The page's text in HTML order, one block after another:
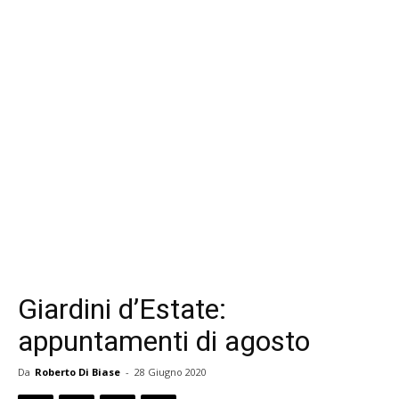
Giardini d’Estate:
appuntamenti di agosto
Da Roberto Di Biase - 28 Giugno 2020